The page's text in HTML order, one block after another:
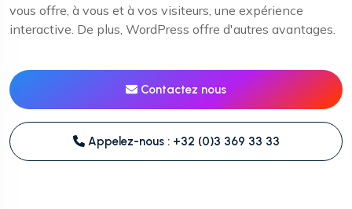
vous offre, à vous et à vos visiteurs, une expérience
interactive. De plus, WordPress offre d'autres avantages.
Contactez nous
Appelez-nous : +32 (0)3 369 33 33